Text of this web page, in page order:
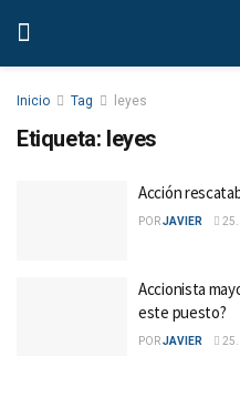
Inicio Tag leyes
Etiqueta: leyes
Acción
PORJAVIER 25.
Accionista
este puesto?
PORJAVIER 25.